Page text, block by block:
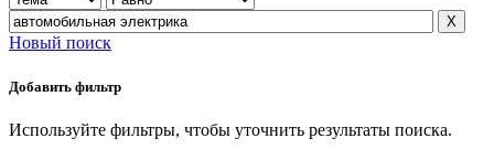
Новый поиск
Добавить фильтр
Используйте фильтры, чтобы уточнить результаты поиска.